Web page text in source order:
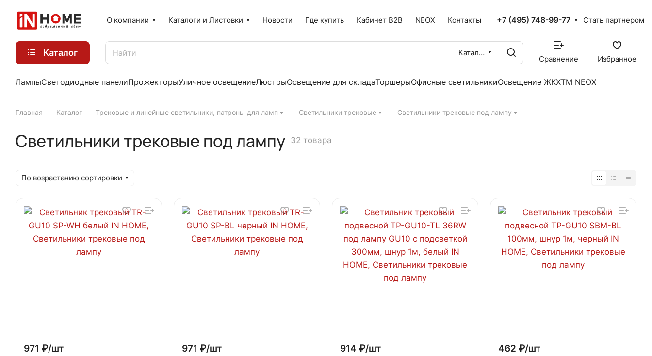
О компании Каталоги и Листовки Новости Где купить Кабинет B2B NEOX Контакты +7 (495) 748-99-77 Стать партнером
Каталог Каталог
Сравнение Избранное
ЛампыСветодиодные панелиПрожекторыУличное освещениеЛюстрыОсвещение для складаТоршерыОфисные светильникиОсвещение ЖКХTM NEOX
Главная – Каталог – Трековые и линейные светильники, патроны для ламп – Светильники трековые – Светильники трековые под лампу
Светильники трековые под лампу 32 товара
По возрастанию сортировки
971 ₽/шт 971 ₽/шт 914 ₽/шт 462 ₽/шт